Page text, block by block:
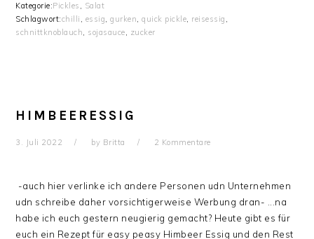
Kategorie:Pickles , Salat
Schlagwort:chilli , essig,gurken,quick pickle, reisessig ,
schnittknoblauch, sojasauce, zucker
HIMBEERESSIG
3. Juli 2022 by Britta 2 Kommentare
-auch hier verlinke ich andere Personen udn Unternehmen
udn schreibe daher vorsichtigerweise Werbung dran- ...na
habe ich euch gestern neugierig gemacht? Heute gibt es für
euch ein Rezept für easy peasy Himbeer Essig und den Rest